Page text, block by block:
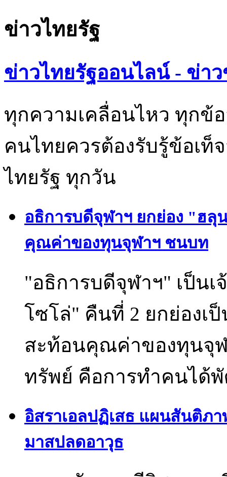
ข่าวไทยรัฐ
ข่าวไทยรัฐออนไลน์ - ข่า
ทุกความเคลื่อนไหว ทุกข้
คนไทยควรต้องรับรู้ข้อเท็
ไทยรัฐ ทุกวัน
อธิการบดีจุฬาฯ ยกย่อง "ฮลุ
คุณค่าของทุนจุฬาฯ ชนบท
"อธิการบดีจุฬาฯ" เป็น
โซโล่" คืนที่ 2 ยกย่องเ
สะท้อนคุณค่าของทุนจุ
ทรัพย์ คือการทำคนได้
อิสราเอลปฏิเสธ แผนสันติภ
มาสปลดอาวุธ